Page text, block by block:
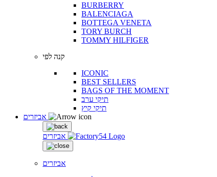
BURBERRY
BALENCIAGA
BOTTEGA VENETA
TORY BURCH
TOMMY HILFIGER
קנה לפי
ICONIC
BEST SELLERS
BAGS OF THE MOMENT
תיקי ערב
תיקי קיץ
אביזרים
אביזרים